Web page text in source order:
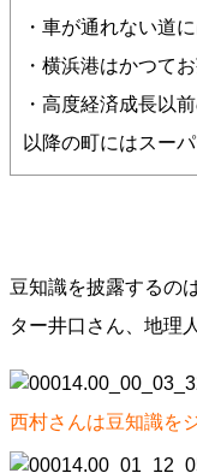
・車が通れない道
・横浜港はかつて
・高度経済成長以
以降の町にはスー
豆知識を披露するの
ター井口さん、地理
西村さんは豆知識を